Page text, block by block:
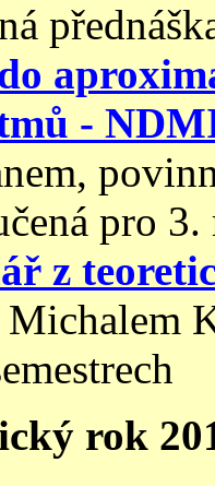
-
pro
z
rok